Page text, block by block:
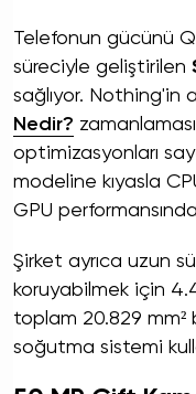
Telefonun gücünü
süreciyle geliştirilen
sağlıyor. Nothing'in
Nedir?
optimizasyonları
modeline kıyasla
GPU
Şirket ayrıca uzun
koruyabilmek için
toplam 20.829
soğutma sistemi